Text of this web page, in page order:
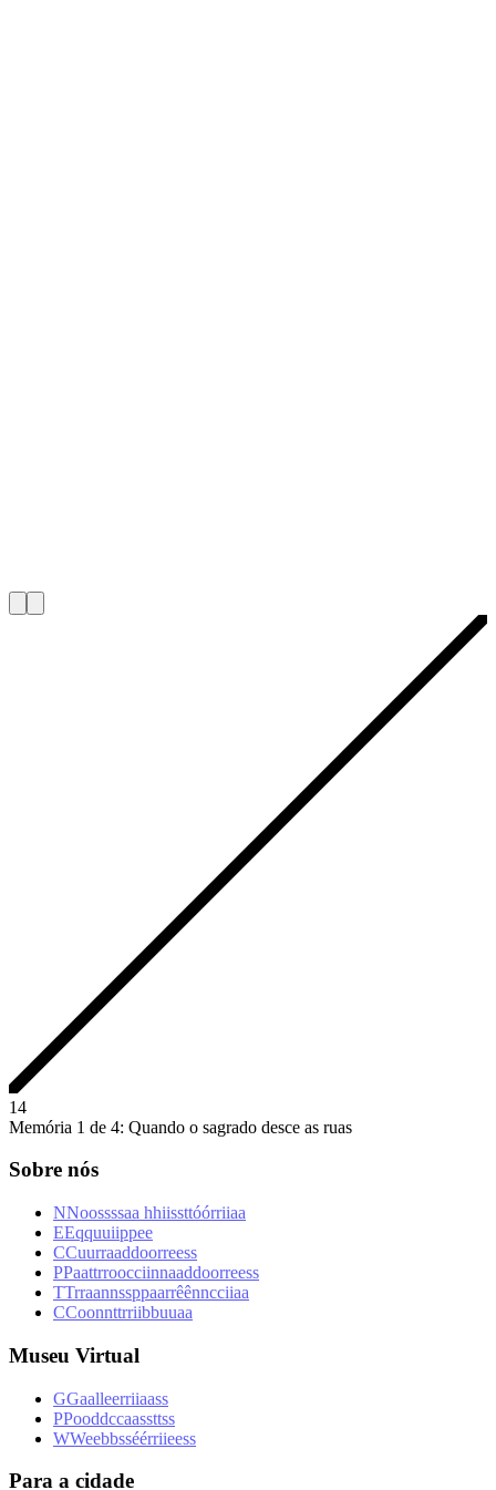
14
Memória 1 de 4: Quando o sagrado desce as ruas
Sobre nós
NNoossssaa hhiissttóórriiaa
EEqquuiippee
CCuurraaddoorreess
PPaattrroocciinnaaddoorreess
TTrraannssppaarrêênncciiaa
CCoonnttrriibbuuaa
Museu Virtual
GGaalleerriiaass
PPooddccaassttss
WWeebbsséérriieess
Para a cidade